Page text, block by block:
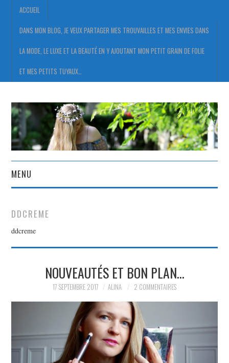
ACCUEIL
DANS MON BLOG, JE VEUX PARTAGER MES TROUVAILLES ET MES ENVIES DANS
LA MODE, LE LUXE ET LA BEAUTÉ EN Y AJOUTANT MON PETIT GRAIN DE FOLIE
ET MES PETITS TUYAUX…
MENU
PARTAGER MES
TROUVAILLES ET MES
ENVIES DANS LA MODE, LE
LUXE ET LA BEAUTÉ EN Y
AJOUTANT MON PETIT
DDCREME
ddcreme
NOUVEAUTÉS ET BON PLAN…
17 SEPTEMBRE 2017 ALINA 2 COMMENTAIRES